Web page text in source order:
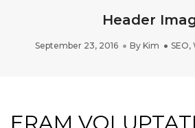
Header
September 23, 2016 By Kim SEO,
ERAM